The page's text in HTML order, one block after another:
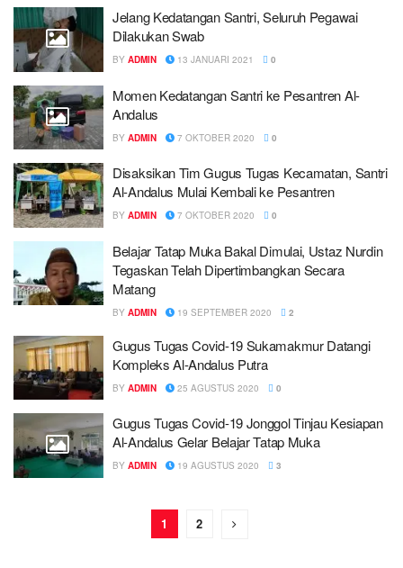
Jelang Kedatangan Santri, Seluruh Pegawai
Dilakukan Swab
BY ADMIN 13 JANUARI 2021 0
Momen Kedatangan Santri ke Pesantren Al-
Andalus
BY ADMIN 7 OKTOBER 2020 0
Disaksikan Tim Gugus Tugas Kecamatan, Santri
Al-Andalus Mulai Kembali ke Pesantren
BY ADMIN 7 OKTOBER 2020 0
Belajar Tatap Muka Bakal Dimulai, Ustaz Nurdin
Tegaskan Telah Dipertimbangkan Secara
Matang
BY ADMIN 19 SEPTEMBER 2020 2
Gugus Tugas Covid-19 Sukamakmur Datangi
Kompleks Al-Andalus Putra
BY ADMIN 25 AGUSTUS 2020 0
Gugus Tugas Covid-19 Jonggol Tinjau Kesiapan
Al-Andalus Gelar Belajar Tatap Muka
BY ADMIN 19 AGUSTUS 2020 3
1 2